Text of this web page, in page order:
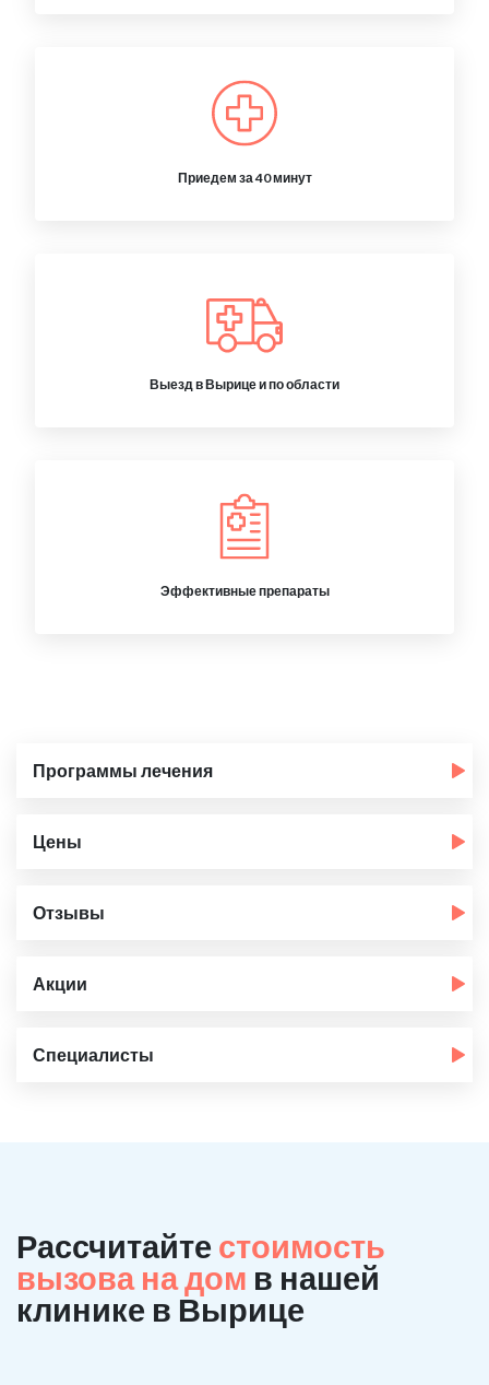
Приедем за 40 минут
Выезд в Вырице и по области
Эффективные препараты
Программы лечения
Цены
Отзывы
Акции
Специалисты
Рассчитайте стоимость
вызова на дом в нашей
клинике в Вырице